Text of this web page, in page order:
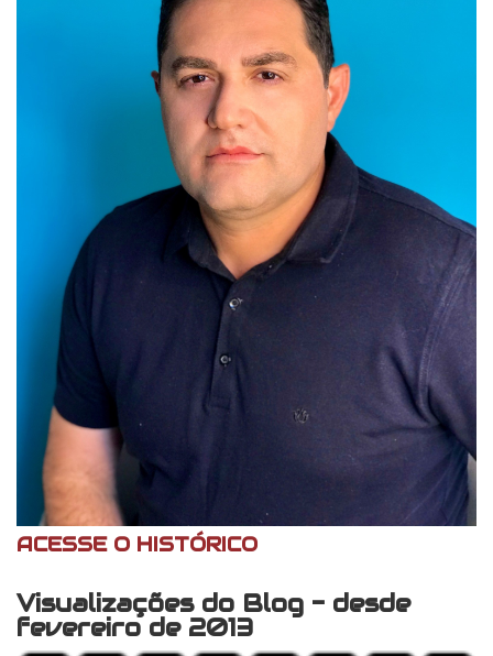
ACESSE O HISTÓRICO
Visualizações do Blog - desde
fevereiro de 2013